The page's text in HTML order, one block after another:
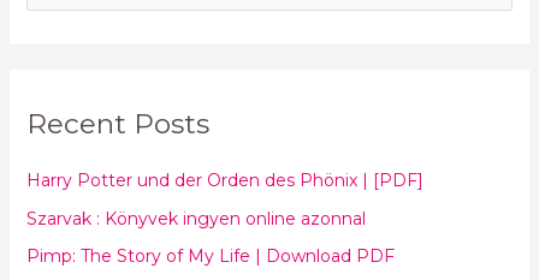
c
f
o
r
Recent Posts
Harry Potter und der Orden des Phönix | [PDF]
Szarvak : Könyvek ingyen online azonnal
Pimp: The Story of My Life | Download PDF